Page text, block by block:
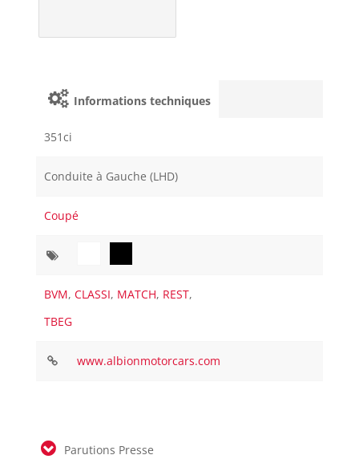
Informations techniques
351ci
Conduite à Gauche (LHD)
Coupé
BVM,CLASSI, MATCH, REST,
TBEG
www.albionmotorcars.com
Parutions Presse